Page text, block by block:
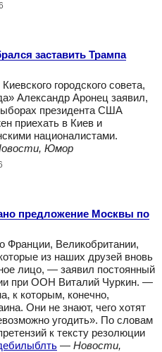
заставить Трампа
городского совета,
Александр Аронец заявил,
президента США
приехать в Киев и
националистами.
Юмор
предложение Москвы по
Франции, Великобритании,
из наших друзей вновь
лицо, — заявил постоянный
при ООН Виталий Чуркин. —
к которым, конечно,
Они не знают, чего хотят
угодить». По словам
к тексту резолюции
— Новости,